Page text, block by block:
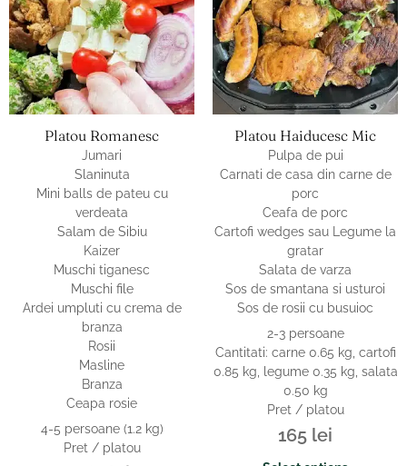
Platou Romanesc
Jumari
Slaninuta
Mini balls de pateu cu
verdeata
Salam de Sibiu
Kaizer
Muschi tiganesc
Muschi file
Ardei umpluti cu crema de
branza
Rosii
Masline
Branza
Ceapa rosie
4-5 persoane (1.2 kg)
Pret / platou
Platou Haiducesc Mic
Pulpa de pui
Carnati de casa din carne de
porc
Ceafa de porc
Cartofi wedges sau Legume la
gratar
Salata de varza
Sos de smantana si usturoi
Sos de rosii cu busuioc
2-3 persoane
Cantitati: carne 0.65 kg, cartofi
0.85 kg, legume 0.35 kg, salata
0.50 kg
Pret / platou
165 lei